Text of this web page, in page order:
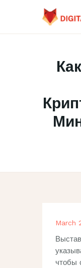
HOME
March
чтобы